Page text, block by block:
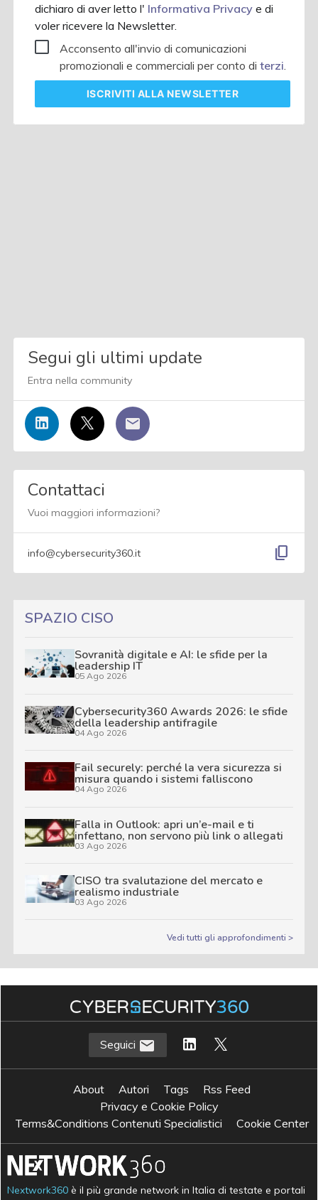
dichiaro di aver letto l' Informativa Privacye di
voler ricevere la Newsletter.
Acconsento all'invio di comunicazioni
promozionali e commerciali per conto diterzi
ISCRIVITI ALLA NEWSLETTER
Segui gli ultimi update
Entra nella community
Contattaci
Vuoi maggiori informazioni?
info@cybersecurity360.it content_copy
SPAZIO CISO
Sovranità digitale e AI: le sfide per la
leadership IT
05 Ago 2026
Cybersecurity360 Awards 2026: le sfide
della leadership antifragile
04 Ago 2026
Fail securely: perché la vera sicurezza si
misura quando i sistemi falliscono
04 Ago 2026
Falla in Outlook: apri un’e-mail e ti
infettano, non servono più link o allegati
03 Ago 2026
CISO tra svalutazione del mercato e
realismo industriale
03 Ago 2026
Vedi tutti gli approfondimenti >
Seguici
About Autori Tags
Rss Feed
Privacy e Cookie Policy
Terms&Conditions Contenuti Specialistici
Cookie Center
Nextwork360 è il più grande network in Italia di testate e portali